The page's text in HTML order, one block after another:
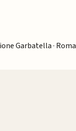
Garbatella · Roma